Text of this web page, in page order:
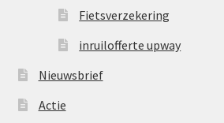
Fietsverzekering
inruilofferte upway
Nieuwsbrief
Actie